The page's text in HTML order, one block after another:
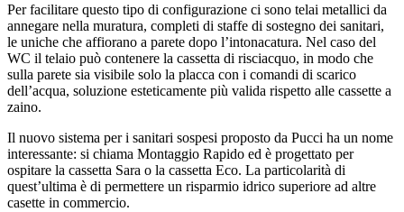
Per facilitare questo tipo di configurazione ci sono telai metallici da
annegare nella muratura, completi di staffe di sostegno dei sanitari,
le uniche che affiorano a parete dopo l’intonacatura. Nel caso del
WC il telaio può contenere la cassetta di risciacquo, in modo che
sulla parete sia visibile solo la placca con i comandi di scarico
dell’acqua, soluzione esteticamente più valida rispetto alle cassette a
zaino.
Il nuovo sistema per i sanitari sospesi proposto da Pucci ha un nome
interessante: si chiama Montaggio Rapido ed è progettato per
ospitare la cassetta Sara o la cassetta Eco. La particolarità di
quest’ultima è di permettere un risparmio idrico superiore ad altre
casette in commercio.